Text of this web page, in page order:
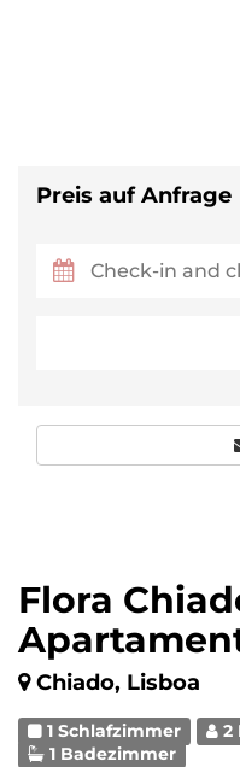
Flora
Chiado, Lisboa
1 Schlafzimmer 2
1 Badezimmer
Preis auf Anfrage